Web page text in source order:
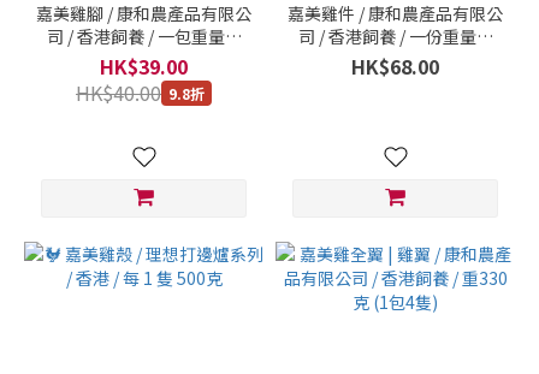
嘉美雞腳 / 康和農產品有限公
司 / 香港飼養 / 一包重量約
0.5 斤/包 (8-9隻) (300克)
HK$39.00
HK$40.00 9.8折
嘉美雞件 / 康和農產品有限公
司 / 香港飼養 / 一份重量約
12両 (450克)
HK$68.00